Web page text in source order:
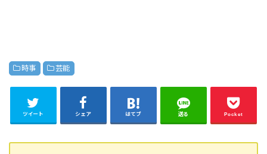
時事 芸能
ツイート シェア はてブ 送る Pocket